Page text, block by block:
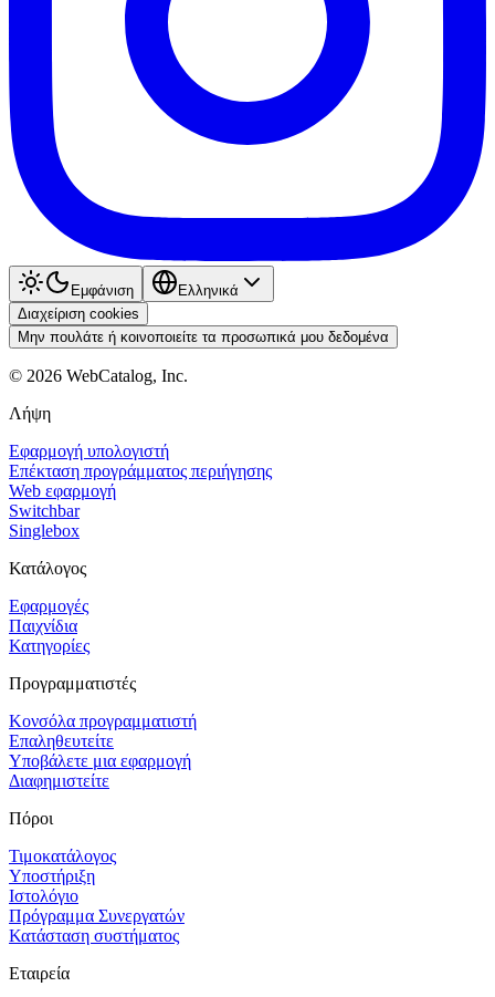
Εμφάνιση
Ελληνικά
Διαχείριση cookies
Μην πουλάτε ή κοινοποιείτε τα προσωπικά μου δεδομένα
© 2026 WebCatalog, Inc.
Λήψη
Εφαρμογή υπολογιστή
Επέκταση προγράμματος περιήγησης
Web εφαρμογή
Switchbar
Singlebox
Κατάλογος
Εφαρμογές
Παιχνίδια
Κατηγορίες
Προγραμματιστές
Κονσόλα προγραμματιστή
Επαληθευτείτε
Υποβάλετε μια εφαρμογή
Διαφημιστείτε
Πόροι
Τιμοκατάλογος
Υποστήριξη
Ιστολόγιο
Πρόγραμμα Συνεργατών
Κατάσταση συστήματος
Εταιρεία